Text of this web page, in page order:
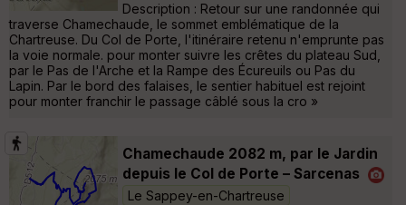
Description : Retour sur une randonnée qui
traverse Chamechaude, le sommet emblématique de la
Chartreuse. Du Col de Porte, l'itinéraire retenu n'emprunte pas
la voie normale. pour monter suivre les crêtes du plateau Sud,
par le Pas de l'Arche et la Rampe des Écureuils ou Pas du
Lapin. Par le bord des falaises, le sentier habituel est rejoint
pour monter franchir le passage câblé sous la cro »
Chamechaude 2082 m, par le Jardin
depuis le Col de Porte – Sarcenas
Le Sappey-en-Chartreuse